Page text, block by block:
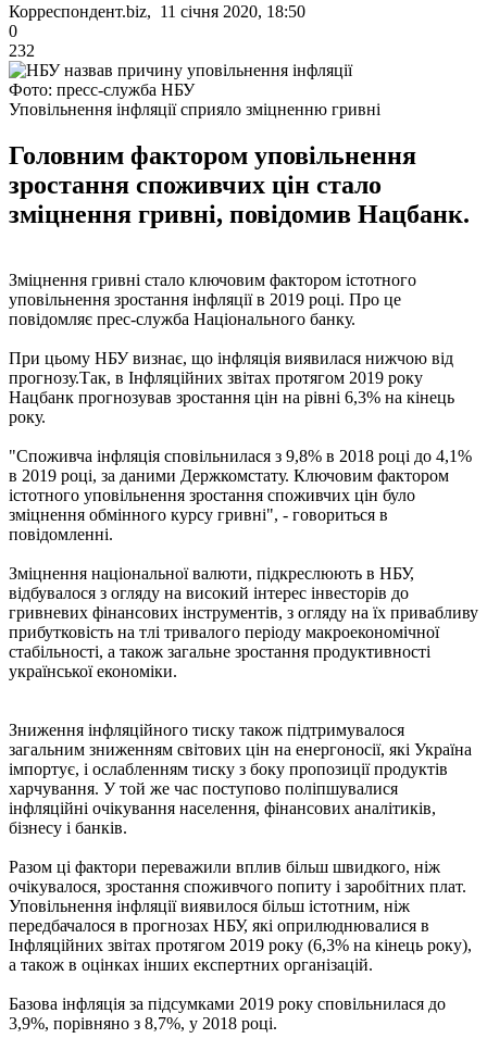
Корреспондент.biz, 11 січня 2020, 18:50
0
232
Фото: пресс-служба НБУ
Уповільнення інфляції сприяло зміцненню гривні
Головним фактором уповільнення
зростання споживчих цін стало
зміцнення гривні, повідомив Нацбанк.
Зміцнення гривні стало ключовим фактором істотного
уповільнення зростання інфляції в 2019 році. Про це
повідомляє прес-служба Національного банку.
При цьому НБУ визнає, що інфляція виявилася нижчою від
прогнозу.Так, в Інфляційних звітах протягом 2019 року
Нацбанк прогнозував зростання цін на рівні 6,3% на кінець
року.
"Споживча інфляція сповільнилася з 9,8% в 2018 році до 4,1%
в 2019 році, за даними Держкомстату. Ключовим фактором
істотного уповільнення зростання споживчих цін було
зміцнення обмінного курсу гривні", - говориться в
повідомленні.
Зміцнення національної валюти, підкреслюють в НБУ,
відбувалося з огляду на високий інтерес інвесторів до
гривневих фінансових інструментів, з огляду на їх привабливу
прибутковість на тлі тривалого періоду макроекономічної
стабільності, а також загальне зростання продуктивності
української економіки.
Зниження інфляційного тиску також підтримувалося
загальним зниженням світових цін на енергоносії, які Україна
імпортує, і ослабленням тиску з боку пропозиції продуктів
харчування. У той же час поступово поліпшувалися
інфляційні очікування населення, фінансових аналітиків,
бізнесу і банків.
Разом ці фактори переважили вплив більш швидкого, ніж
очікувалося, зростання споживчого попиту і заробітних плат.
Уповільнення інфляції виявилося більш істотним, ніж
передбачалося в прогнозах НБУ, які оприлюднювалися в
Інфляційних звітах протягом 2019 року (6,3% на кінець року),
а також в оцінках інших експертних організацій.
Базова інфляція за підсумками 2019 року сповільнилася до
3,9%, порівняно з 8,7%, у 2018 році.